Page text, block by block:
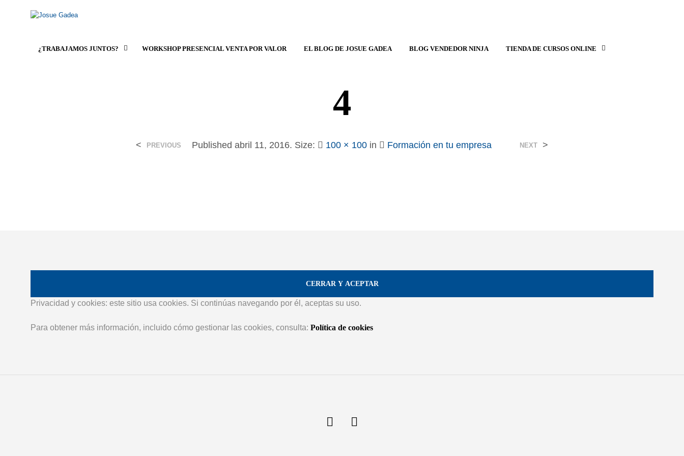
¿TRABAJAMOS JUNTOS? WORKSHOP PRESENCIAL VENTA POR VALOR EL BLOG DE JOSUE GADEA BLOG VENDEDOR NINJA TIENDA DE CURSOS ONLINE
4
Publishedabril 11, 2016. Size: 100 × 100 in Formación en tu empresa
< PREVIOUS NEXT >
Privacidad y cookies: este sitio usa cookies. Si continúas navegando por él, aceptas su uso.
Para obtener más información, incluido cómo gestionar las cookies, consulta: Política de cookies